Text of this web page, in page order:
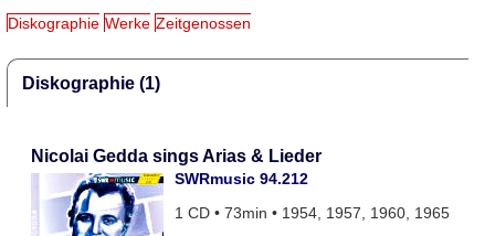
Diskographie Werke Zeitgenossen
Diskographie (1)
Nicolai Gedda sings Arias & Lieder
SWRmusic 94.212
1 CD • 73min • 1954, 1957, 1960, 1965